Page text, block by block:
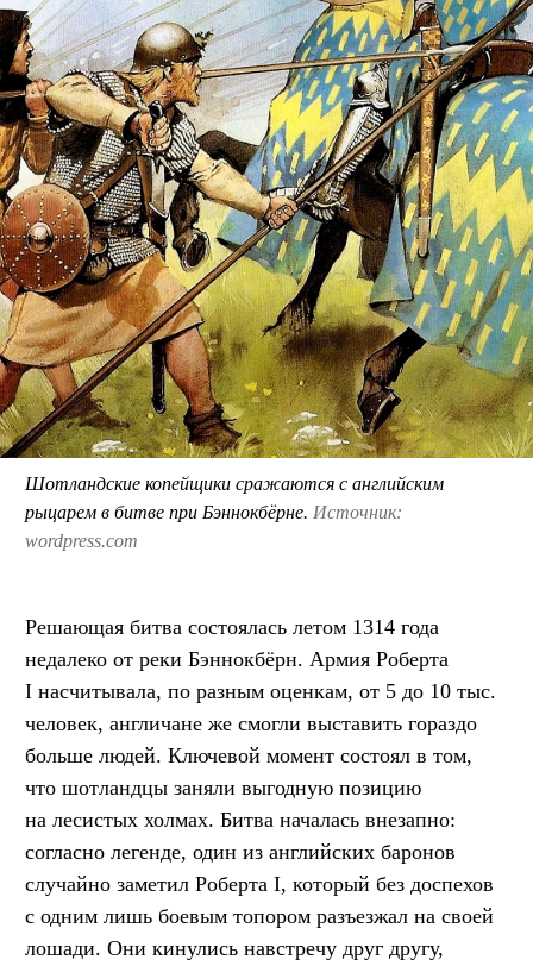
Шотландские копейщики сражаются с английским
рыцарем в битве при Бэннокбёрне. Источник:
wordpress.com
Решающая битва состоялась летом 1314 года
недалеко от реки Бэннокбёрн. Армия Роберта
I насчитывала, по разным оценкам, от 5 до 10 тыс.
человек, англичане же смогли выставить гораздо
больше людей. Ключевой момент состоял в том,
что шотландцы заняли выгодную позицию
на лесистых холмах. Битва началась внезапно:
согласно легенде, один из английских баронов
случайно заметил Роберта I, который без доспехов
с одним лишь боевым топором разъезжал на своей
лошади. Они кинулись навстречу друг другу,